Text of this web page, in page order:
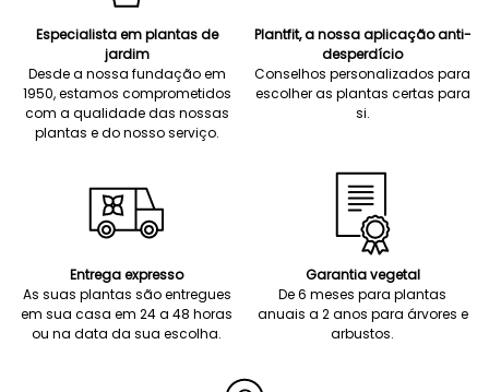
Especialista em plantas de
jardim
Desde a nossa fundação em
1950, estamos comprometidos
com a qualidade das nossas
plantas e do nosso serviço.
Plantfit, a nossa aplicação anti-
desperdício
Conselhos personalizados para
escolher as plantas certas para
si.
Entrega expresso
As suas plantas são entregues
em sua casa em 24 a 48 horas
ou na data da sua escolha.
Garantia vegetal
De 6 meses para plantas
anuais a 2 anos para árvores e
arbustos.